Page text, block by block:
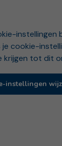
instellingen
je cookie-
krijgen tot dit
instellingen